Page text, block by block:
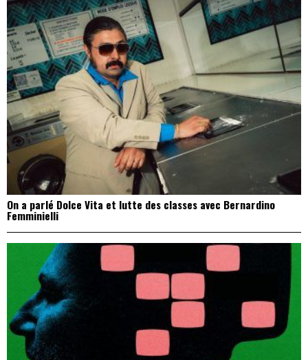
On a parlé Dolce Vita et lutte des classes avec Bernardino
Femminielli